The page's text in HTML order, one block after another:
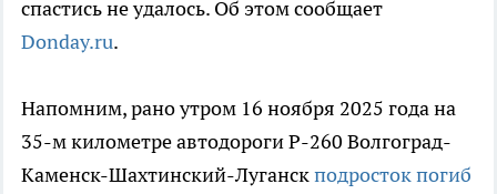
спастись не удалось. Об этом сообщает
Donday.ru.
Напомним, рано утром 16 ноября 2025 года на
35-м километре автодороги Р-260 Волгоград-
Каменск-Шахтинский-Луганскподросток погиб